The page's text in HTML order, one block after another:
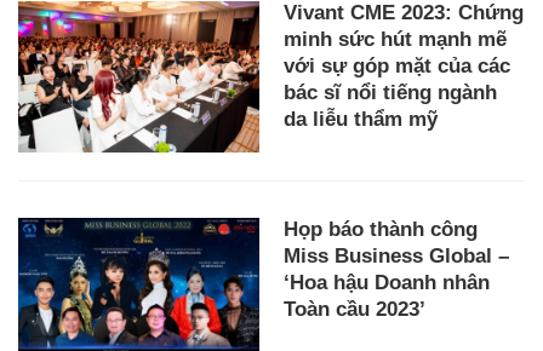
Vivant CME 2023: Chứng
minh sức hút mạnh mẽ
với sự góp mặt của các
bác sĩ nổi tiếng ngành
da liễu thẩm mỹ
Họp báo thành công
Miss Business Global –
‘Hoa hậu Doanh nhân
Toàn cầu 2023’